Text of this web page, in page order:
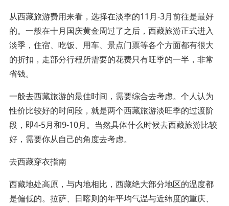
从西藏旅游费用来看，选择在淡季的11月-3月前往是最好
的。一般在十月国庆黄金周过了之后，西藏旅游正式进入
淡季，住宿、吃饭、用车、景点门票等各个方面都有很大
的折扣，走部分行程所需要的花费只有旺季的一半，非常
省钱。
一般去西藏旅游的最佳时间，需要综合去考虑。个人认为
性价比较好的时间段，就是两个西藏旅游淡旺季的过渡阶
段，即4-5月和9-10月。当然具体什么时候去西藏旅游比较
好，需要你从自己的角度去考虑。
去西藏穿衣指南
西藏地处高原，与内地相比，西藏绝大部分地区的温度都
是偏低的。拉萨、日喀则的年平均气温与近纬度的重庆、